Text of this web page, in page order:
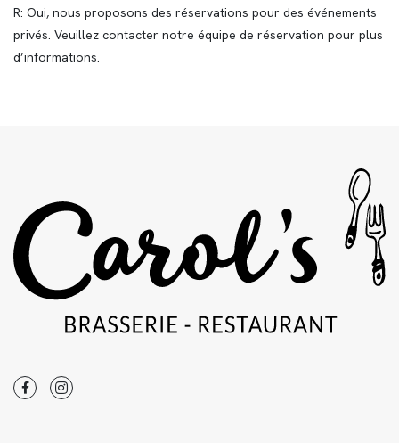
R: Oui, nous proposons des réservations pour des événements
privés. Veuillez contacter notre équipe de réservation pour plus
d’informations.